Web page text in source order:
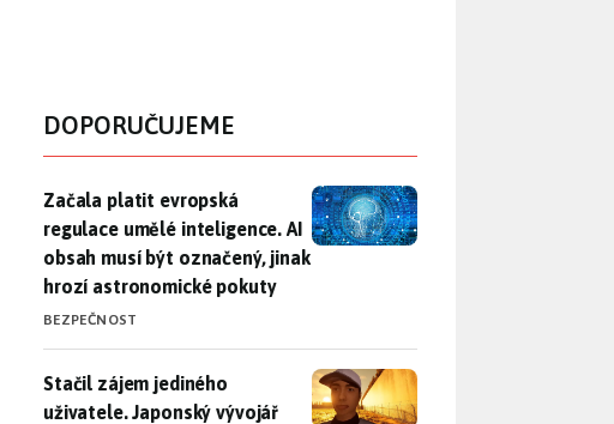
DOPORUČUJEME
Začala platit evropská regulace umělé inteligence. AI obsah
Začala platit evropská
regulace umělé inteligence. AI
obsah musí být označený, jinak
hrozí astronomické pokuty
BEZPEČNOST
Stačil zájem jediného uživatele. Japonský vývojář přidá do hry
Stačil zájem jediného
uživatele. Japonský vývojář